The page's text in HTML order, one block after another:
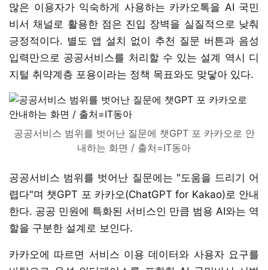
많은 이용자가 익숙하게 사용하는 카카오톡을 AI 국민
비서 채널로 활용한 점은 진입 장벽을 실질적으로 낮춰
긍정적이다. 별도 앱 설치 없이 추천 질문 버튼과 음성
입력만으로 공공서비스를 처리할 수 있는 설계 역시 디
지털 취약계층 포용이라는 정책 목표와도 맞닿아 있다.
공공서비스 범위를 벗어난 질문에 챗GPT 포 카카오로 안
내하는 화면 / 출처=IT동아
공공서비스 범위를 벗어난 질문에는 "도움을 드리기 어
렵다"며 챗GPT 포 카카오(ChatGPT for Kakao)로 안내
한다. 공공 민원에 특화된 서비스인 만큼 범용 AI와는 역
할을 구분한 설계로 보인다.
카카오에 따르면 서비스 이용 데이터와 사용자 요구를